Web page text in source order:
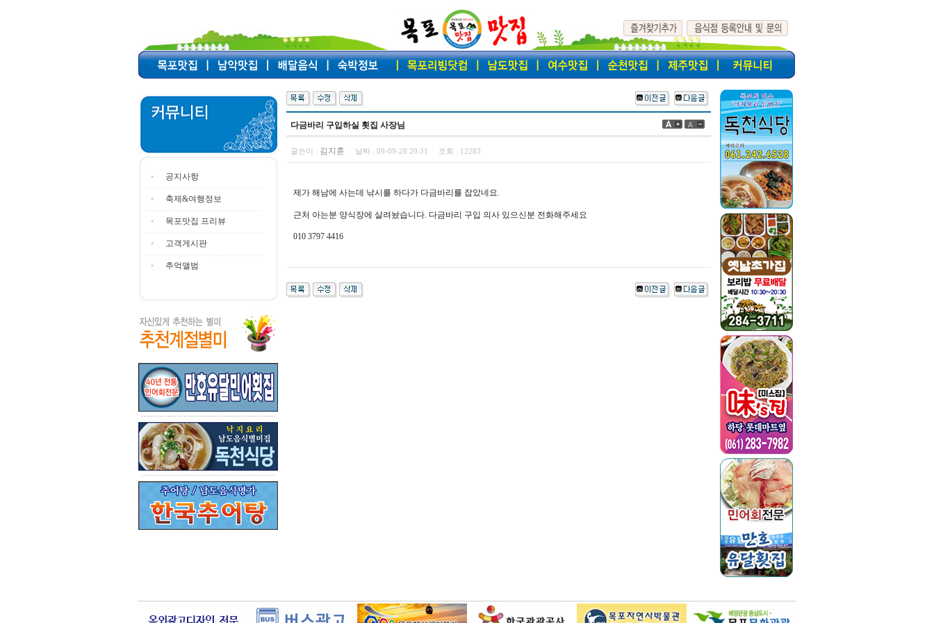
공지사항
축제&여행정보
목포맛집 프리뷰
고객게시판
추억앨범
다금바리 구입하실 횟집 사장님
글쓴이 : 김지훈 날짜 : 09-09-28 20:31 조회 : 12283
제가 해남에 사는데 낚시를 하다가 다금바리를 잡았네요.
근처 아는분 양식장에 살려놨습니다. 다금바리 구입 의사 있으신분 전화해주세요
010 3797 4416